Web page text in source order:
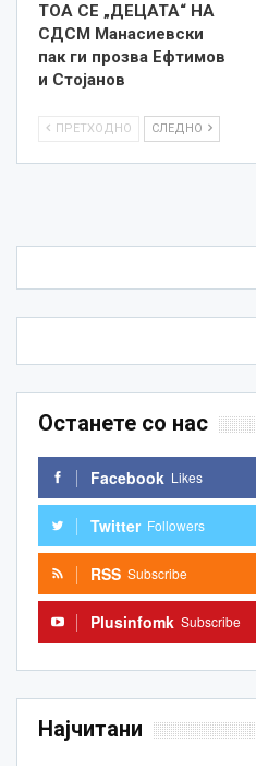
ТОА СЕ „ДЕЦАТА“ НА
СДСМ Манасиевски
пак ги прозва Ефтимов
и Стојанов
ПРЕТХОДНО СЛЕДНО
Останете со нас
Facebook Likes
Twitter Followers
RSS Subscribe
Plusinfomk Subscribe
Најчитани